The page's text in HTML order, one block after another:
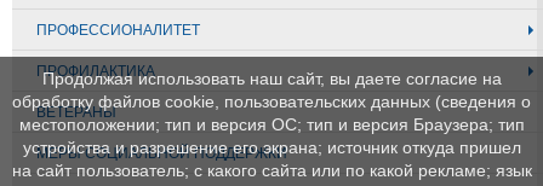
ПРОФЕССИОНАЛИТЕТ
ПРОФИЛАКТИКА
ВЕТЕРАНЫ
МЕРЫ СОЦИАЛЬНОЙ ПОДДЕРЖКИ
Продолжая использовать наш сайт, вы даете согласие на
обработку файлов cookie, пользовательских данных (сведения о
местоположении; тип и версия ОС; тип и версия Браузера; тип
устройства и разрешение его экрана; источник откуда пришел
на сайт пользователь; с какого сайта или по какой рекламе; язык